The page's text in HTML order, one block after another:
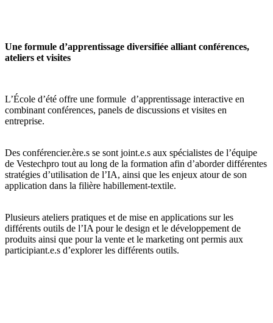
Une formule d’apprentissage diversifiée alliant conférences,
ateliers et visites
L’École d’été offre une formule d’apprentissage interactive en
combinant conférences, panels de discussions et visites en
entreprise.
Des conférencier.ère.s se sont joint.e.s aux spécialistes de l’équipe
de Vestechpro tout au long de la formation afin d’aborder différentes
stratégies d’utilisation de l’IA, ainsi que les enjeux atour de son
application dans la filière habillement-textile.
Plusieurs ateliers pratiques et de mise en applications sur les
différents outils de l’IA pour le design et le développement de
produits ainsi que pour la vente et le marketing ont permis aux
participiant.e.s d’explorer les différents outils.